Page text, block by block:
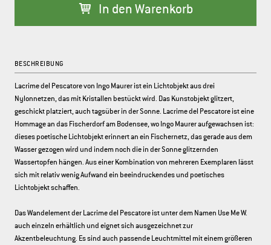
In den Warenkorb
BESCHREIBUNG
Lacrime del Pescatore von Ingo Maurer ist ein Lichtobjekt aus drei
Nylonnetzen, das mit Kristallen bestückt wird. Das Kunstobjekt glitzert,
geschickt platziert, auch tagsüber in der Sonne. Lacrime del Pescatore ist eine
Hommage an das Fischerdorf am Bodensee, wo Ingo Maurer aufgewachsen ist:
dieses poetische Lichtobjekt erinnert an ein Fischernetz, das gerade aus dem
Wasser gezogen wird und indem noch die in der Sonne glitzernden
Wassertopfen hängen. Aus einer Kombination von mehreren Exemplaren lässt
sich mit relativ wenig Aufwand ein beeindruckendes und poetisches
Lichtobjekt schaffen.
Das Wandelement der Lacrime del Pescatore ist unter dem Namen Use Me W.
auch einzeln erhältlich und eignet sich ausgezeichnet zur
Akzentbeleuchtung. Es sind auch passende Leuchtmittel mit einem größeren